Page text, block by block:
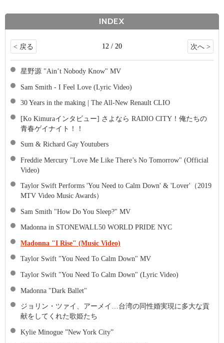
INDEX
< 戻る 12 / 20 次へ >
星野源 "Ain’t Nobody Know" MV
Sam Smith - I Feel Love (Lyric Video)
30 Years in the making | The All-New Renault CLIO
[Ko Kimuraインタビュー] さよなら RADIO CITY！俺たちの
青春ゲイナイト！！
Sum & Richard Gay Youtubers
Freddie Mercury "Love Me Like There’s No Tomorrow" (Official
Video)
Taylor Swift Performs 'You Need to Calm Down' & 'Lover'（2019
MTV Video Music Awards）
Sam Smith "How Do You Sleep?" MV
Madonna in STONEWALL50 WORLD PRIDE NYC
Madonna "I Rise" (Music Video)
Taylor Swift "You Need To Calm Down" MV
Taylor Swift "You Need To Calm Down" (Lyric Video)
Madonna "Dark Ballet"
ジョリン・ツァイ、アーメイ…台湾の同性婚実現に多大な貢
献をしてくれた歌姫たち
Kylie Minogue ”New York City”